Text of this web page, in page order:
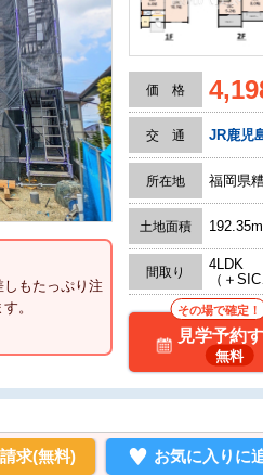
もたっぷり注
す。
価 格
交 通 JR鹿児
所在地 福岡県
土地面積
間取り
4LDK
（＋
その場で確定！
見学予約
無料
求(無料) お気に入りに